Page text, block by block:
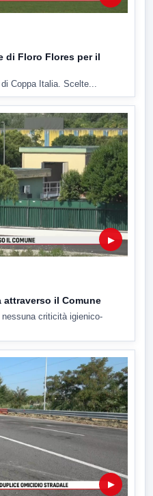
di Floro Flores per il
Coppa Italia. Scelte...
▶
attraverso il Comune
criticità igienico-
▶